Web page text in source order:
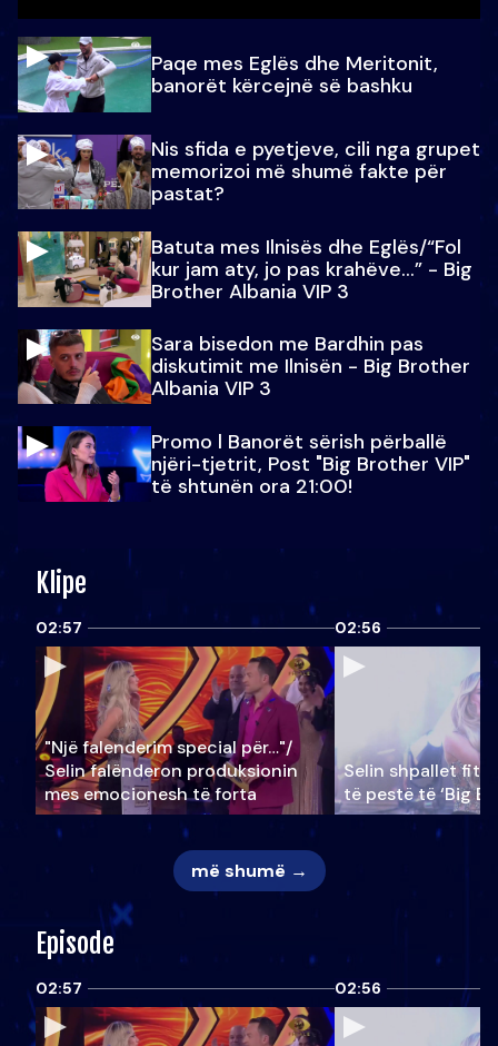
Paqe mes Eglës dhe Meritonit,
banorët kërcejnë së bashku
Nis sfida e pyetjeve, cili nga grupet
memorizoi më shumë fakte për
pastat?
Batuta mes Ilnisës dhe Eglës/“Fol
kur jam aty, jo pas krahëve…” - Big
Brother Albania VIP 3
Sara bisedon me Bardhin pas
diskutimit me Ilnisën - Big Brother
Albania VIP 3
Promo l Banorët sërish përballë
njëri-tjetrit, Post "Big Brother VIP"
të shtunën ora 21:00!
Klipe
02:57
"Një falenderim special për…"/
Selin falënderon produksionin
mes emocionesh të forta
02:56
Selin shpallet
të pestë të ‘Big
më shumë →
Episode
02:57 02:56